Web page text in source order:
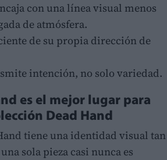
con una línea visual menos
de atmósfera.
de su propia dirección de
intención, no solo variedad.
es el mejor lugar para
Dead Hand
tiene una identidad visual tan
sola pieza casi nunca es